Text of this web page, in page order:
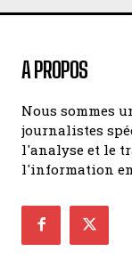
A PROPOS
Nous sommes
journalistes
l'analyse et le
l'information